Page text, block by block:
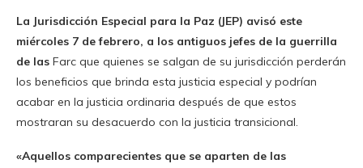
La Jurisdicción Especial para la Paz (JEP) avisó este
miércoles 7 de febrero, a los antiguos jefes de la guerrilla
de las Farc que quienes se salgan de su jurisdicción perderán
los beneficios que brinda esta justicia especial y podrían
acabar en la justicia ordinaria después de que estos
mostraran su desacuerdo con la justicia transicional.
«Aquellos comparecientes que se aparten de las